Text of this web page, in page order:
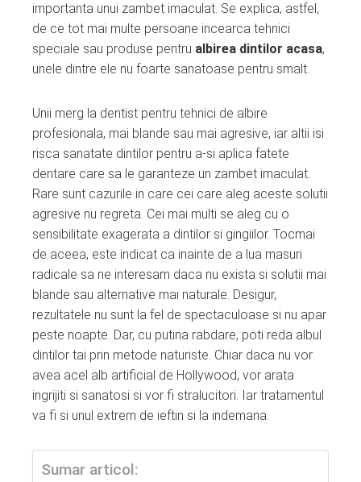
importanta unui zambet imaculat. Se explica, astfel,
de ce tot mai multe persoane incearca tehnici
speciale sau produse pentru albirea dintilor acasa,
unele dintre ele nu foarte sanatoase pentru smalt.
Unii merg la dentist pentru tehnici de albire
profesionala, mai blande sau mai agresive, iar altii isi
risca sanatate dintilor pentru a-si aplica fatete
dentare care sa le garanteze un zambet imaculat.
Rare sunt cazurile in care cei care aleg aceste solutii
agresive nu regreta. Cei mai multi se aleg cu o
sensibilitate exagerata a dintilor si gingiilor. Tocmai
de aceea, este indicat ca inainte de a lua masuri
radicale sa ne interesam daca nu exista si solutii mai
blande sau alternative mai naturale. Desigur,
rezultatele nu sunt la fel de spectaculoase si nu apar
peste noapte. Dar, cu putina rabdare, poti reda albul
dintilor tai prin metode naturiste. Chiar daca nu vor
avea acel alb artificial de Hollywood, vor arata
ingrijiti si sanatosi si vor fi stralucitori. Iar tratamentul
va fi si unul extrem de ieftin si la indemana.
Sumar articol: